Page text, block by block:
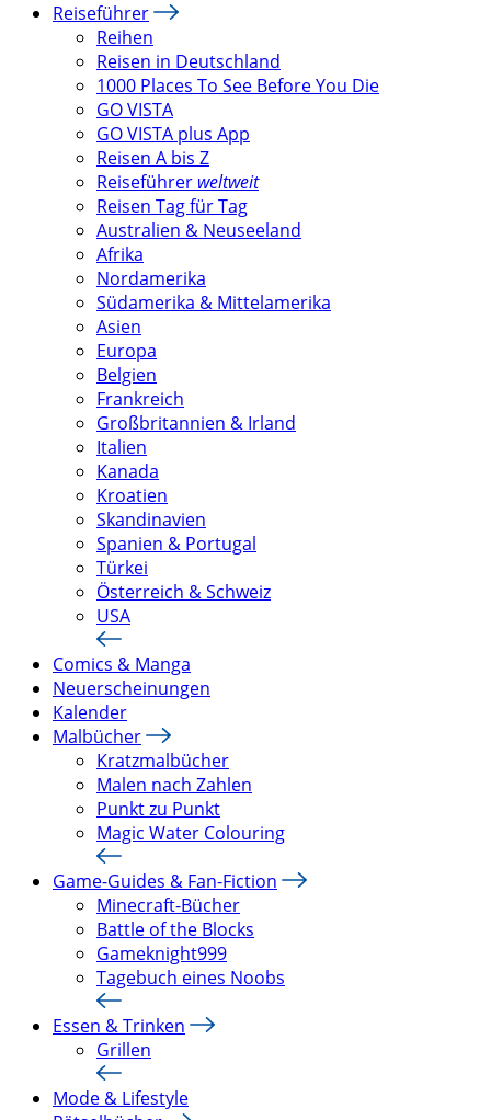
Reiseführer
Reihen
Reisen in Deutschland
1000 Places To See Before You Die
GO VISTA
GO VISTA plus App
Reisen A bis Z
Reiseführer weltweit
Reisen Tag für Tag
Australien & Neuseeland
Afrika
Nordamerika
Südamerika & Mittelamerika
Asien
Europa
Belgien
Frankreich
Großbritannien & Irland
Italien
Kanada
Kroatien
Skandinavien
Spanien & Portugal
Türkei
Österreich & Schweiz
USA
Comics & Manga
Neuerscheinungen
Kalender
Malbücher
Kratzmalbücher
Malen nach Zahlen
Punkt zu Punkt
Magic Water Colouring
Game-Guides & Fan-Fiction
Minecraft-Bücher
Battle of the Blocks
Gameknight999
Tagebuch eines Noobs
Essen & Trinken
Grillen
Mode & Lifestyle